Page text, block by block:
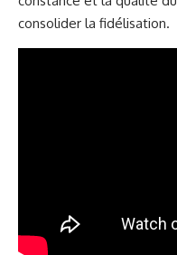
consolider la fidélisation.